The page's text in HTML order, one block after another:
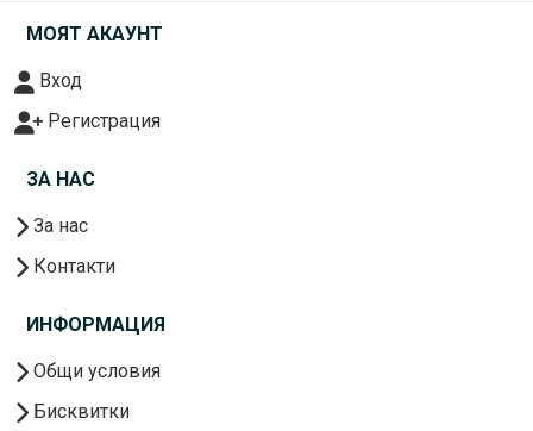
МОЯТ АКАУНТ
Вход
Регистрация
ЗА НАС
За нас
Контакти
ИНФОРМАЦИЯ
Общи условия
Бисквитки